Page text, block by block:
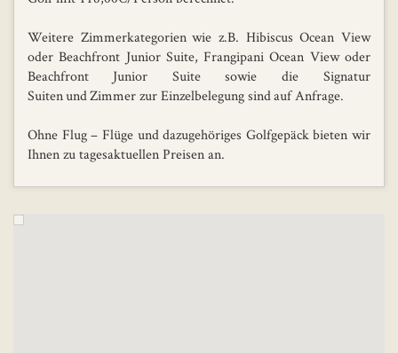
Weitere Zimmerkategorien wie z.B. Hibiscus Ocean View
oder Beachfront Junior Suite, Frangipani Ocean View oder
Beachfront Junior Suite sowie die Signatur
Suiten und Zimmer zur Einzelbelegung sind auf Anfrage.
Ohne Flug – Flüge und dazugehöriges Golfgepäck bieten wir
Ihnen zu tagesaktuellen Preisen an.